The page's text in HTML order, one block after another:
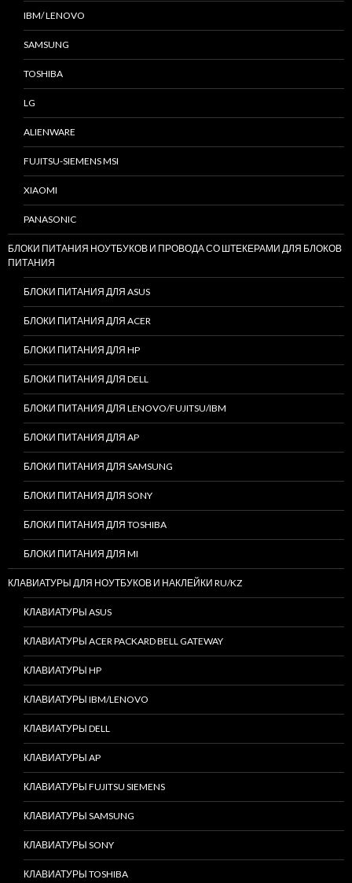
IBM/ LENOVO
SAMSUNG
TOSHIBA
LG
ALIENWARE
FUJITSU-SIEMENS MSI
XIAOMI
PANASONIC
БЛОКИ ПИТАНИЯ НОУТБУКОВ И ПРОВОДА СО ШТЕКЕРАМИ ДЛЯ БЛОКОВ
ПИТАНИЯ
БЛОКИ ПИТАНИЯ ДЛЯ ASUS
БЛОКИ ПИТАНИЯ ДЛЯ ACER
БЛОКИ ПИТАНИЯ ДЛЯ HP
БЛОКИ ПИТАНИЯ ДЛЯ DELL
БЛОКИ ПИТАНИЯ ДЛЯ LENOVO/FUJITSU/IBM
БЛОКИ ПИТАНИЯ ДЛЯ AP
БЛОКИ ПИТАНИЯ ДЛЯ SAMSUNG
БЛОКИ ПИТАНИЯ ДЛЯ SONY
БЛОКИ ПИТАНИЯ ДЛЯ TOSHIBA
БЛОКИ ПИТАНИЯ ДЛЯ MI
КЛАВИАТУРЫ ДЛЯ НОУТБУКОВ И НАКЛЕЙКИ RU/KZ
КЛАВИАТУРЫ ASUS
КЛАВИАТУРЫ ACER PACKARD BELL GATEWAY
КЛАВИАТУРЫ HP
КЛАВИАТУРЫ IBM/LENOVO
КЛАВИАТУРЫ DELL
КЛАВИАТУРЫ AP
КЛАВИАТУРЫ FUJITSU SIEMENS
КЛАВИАТУРЫ SAMSUNG
КЛАВИАТУРЫ SONY
КЛАВИАТУРЫ TOSHIBA